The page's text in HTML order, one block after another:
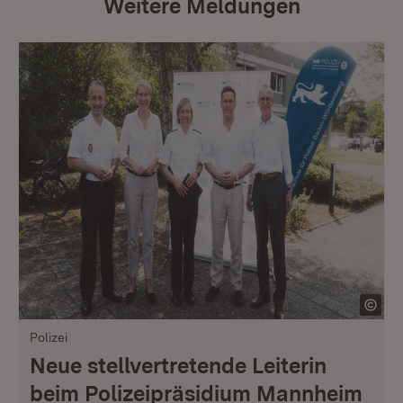
Weitere Meldungen
Polizei
Neue stellvertretende Leiterin
beim Polizeipräsidium Mannheim